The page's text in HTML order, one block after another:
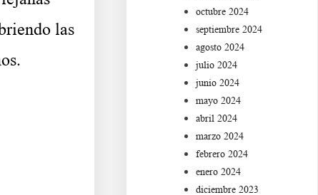
las
octubre 2024
septiembre 2024
agosto 2024
julio 2024
junio 2024
mayo 2024
abril 2024
marzo 2024
febrero 2024
enero 2024
diciembre 2023